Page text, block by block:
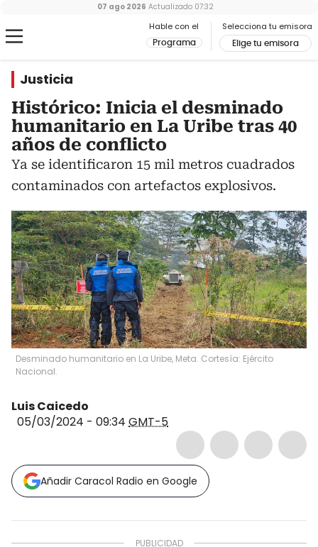
Hable con el
Programa
Selecciona tu emisora
Elige tu emisora
07 ago 2026 Actualizado 07:32
Justicia
Histórico: Inicia el desminado
humanitario en La Uribe tras 40
años de conflicto
Ya se identificaron 15 mil metros cuadrados
contaminados con artefactos explosivos.
Desminado humanitario en La Uribe, Meta. Cortesía: Ejército
Nacional.
Luis Caicedo
05/03/2024 - 09:34 GMT-5
Añadir Caracol Radio en Google